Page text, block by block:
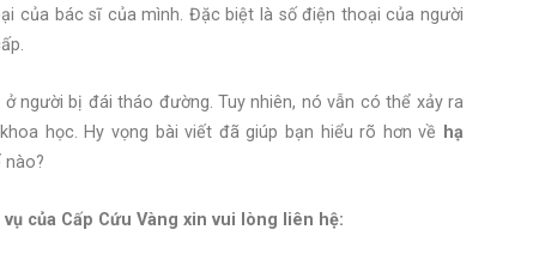
của bác sĩ của mình. Đặc biệt là số điện thoại của người
người bị đái tháo đường. Tuy nhiên, nó vẫn có thể xảy ra
học. Hy vọng bài viết đã giúp bạn hiểu rõ hơn về hạ
nào?
của Cấp Cứu Vàng xin vui lòng liên hệ: